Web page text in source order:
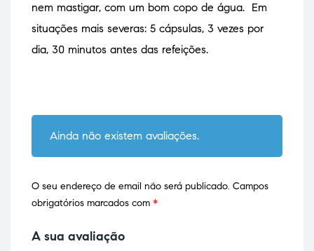
nem mastigar, com um bom copo de água. Em
situações mais severas: 5 cápsulas, 3 vezes por
dia, 30 minutos antes das refeições.
Ainda não existem avaliações.
O seu endereço de email não será publicado. Campos
obrigatórios marcados com *
A sua avaliação